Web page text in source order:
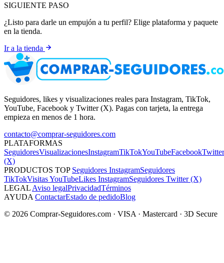
SIGUIENTE PASO
¿Listo para darle un empujón a tu perfil? Elige plataforma y paquete
en la tienda.
Ir a la tienda
Seguidores, likes y visualizaciones reales para Instagram, TikTok,
YouTube, Facebook y Twitter (X). Pagas con tarjeta, la entrega
empieza en menos de 1 hora.
contacto@comprar-seguidores.com
PLATAFORMAS
SeguidoresVisualizacionesInstagramTikTokYouTubeFacebookTwitter
(X)
PRODUCTOS TOP Seguidores InstagramSeguidores
TikTokVisitas YouTubeLikes InstagramSeguidores Twitter (X)
LEGAL Aviso legalPrivacidadTérminos
AYUDA ContactarEstado de pedidoBlog
© 2026 Comprar-Seguidores.com · VISA · Mastercard · 3D Secure